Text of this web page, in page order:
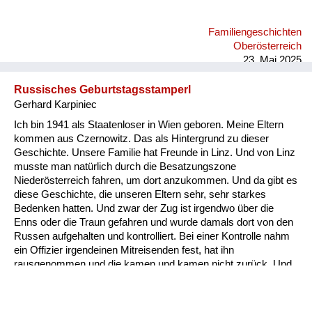
meiner Schwester alles weitere besprechen. DieToten dieses
Familiengeschichten
Oberösterreich
23. Mai 2025
Russisches Geburtstagsstamperl
Gerhard Karpiniec
Ich bin 1941 als Staatenloser in Wien geboren. Meine Eltern
kommen aus Czernowitz. Das als Hintergrund zu dieser
Geschichte. Unsere Familie hat Freunde in Linz. Und von Linz
musste man natürlich durch die Besatzungszone
Niederösterreich fahren, um dort anzukommen. Und da gibt es
diese Geschichte, die unseren Eltern sehr, sehr starkes
Bedenken hatten. Und zwar der Zug ist irgendwo über die
Enns oder die Traun gefahren und wurde damals dort von den
Russen aufgehalten und kontrolliert. Bei einer Kontrolle nahm
ein Offizier irgendeinen Mitreisenden fest, hat ihn
rausgenommen und die kamen und kamen nicht zurück. Und